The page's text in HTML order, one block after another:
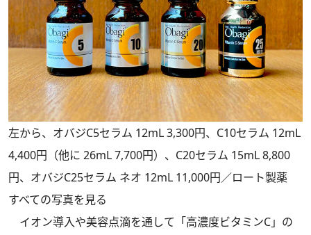
左から、オバジC5セラム 12mL 3,300円、C10セラム 12mL
4,400円（他に 26mL 7,700円）、C20セラム 15mL 8,800
円、オバジC25セラム ネオ 12mL 11,000円／ロート製薬
すべての写真を見る
イオン導入や美容点滴を通して「高濃度ビタミンC」の